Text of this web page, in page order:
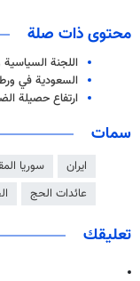
محتوى ذات صلة
اللجنة السياسية
السعودية في
ارتفاع حصيلة
سمات
ايران سوريا
عائدات الحج
تعليقك